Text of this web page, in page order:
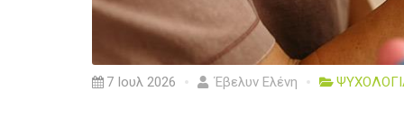
7 Ιουλ 2026 Έβελυν Ελένη